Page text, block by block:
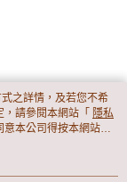
之詳情，及若您不希
請參閱本網站「 隱私
意本公司得按本網站使